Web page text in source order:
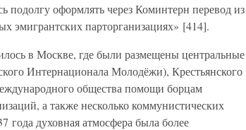
оформлять через Коминтерн перевод из
эмигрантских парторганизациях» [414].
в Москве, где были размещены центральные
Интернационала Молодёжи), Крестьянского
общества помощи борцам
а также несколько коммунистических
года духовная атмосфера была более